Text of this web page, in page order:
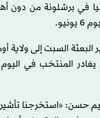
في جدة 4-0، والتعادل مع إسبانيا
السبت إلى
يغادر المنتخب في
حسن: «استخرجنا